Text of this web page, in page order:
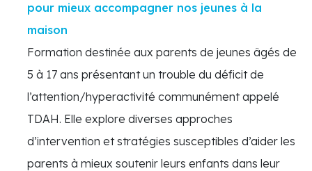
pour mieux accompagner nos jeunes à la
maison
Formation destinée aux parents de jeunes âgés de
5 à 17 ans présentant un trouble du déficit de
l’attention/hyperactivité communément appelé
TDAH. Elle explore diverses approches
d’intervention et stratégies susceptibles d’aider les
parents à mieux soutenir leurs enfants dans leur